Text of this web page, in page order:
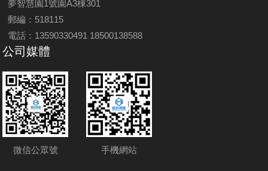
夢智慧園1號園A3棟301
郵編：518115
電話：13590330491 18500138588
公司媒體
微信公眾號 手機網站